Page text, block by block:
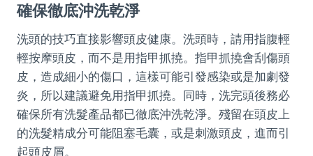
確保徹底沖洗乾淨
洗頭的技巧直接影響頭皮健康。洗頭時，請用指腹輕
輕按摩頭皮，而不是用指甲抓撓。指甲抓撓會刮傷頭
皮，造成細小的傷口，這樣可能引發感染或是加劇發
炎，所以建議避免用指甲抓撓。同時，洗完頭後務必
確保所有洗髮產品都已徹底沖洗乾淨。殘留在頭皮上
的洗髮精成分可能阻塞毛囊，或是刺激頭皮，進而引
起頭皮屑。